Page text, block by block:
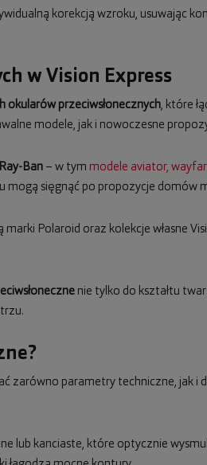
korekcją wzroku, usuwając
w Vision Express
okularów przeciwsłonecznych, które
modele, jak i nowoczesne
Ray-Ban – w tym modele aviator,
mogą sięgnąć po propozycje domów
Polaroid oraz kolekcje własne
nie tylko do kształtu
zarówno parametry techniczne, jak
lub kanciaste, które optycznie